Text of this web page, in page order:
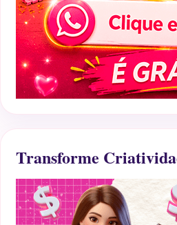
Transforme